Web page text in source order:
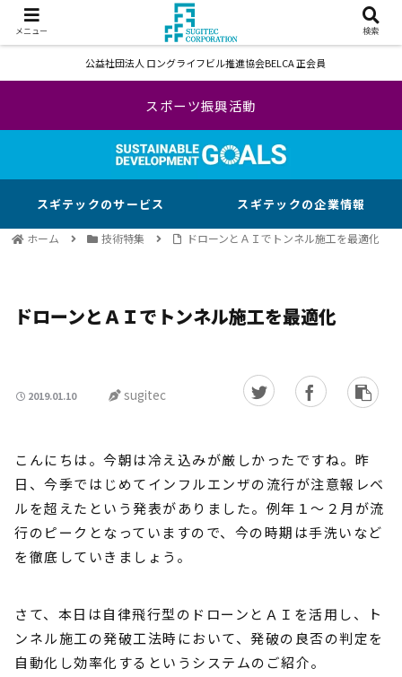
公益社団法人 ロングライフビル推進協会BELCA 正会員
スポーツ振興活動
スギテックのサービス スギテックの企業情報
ホーム 技術特集 ドローンとＡＩでトンネル施工を最適化
ドローンとＡＩでトンネル施工を最適化
2019.01.10 sugitec
こんにちは。今朝は冷え込みが厳しかったですね。昨
日、今季ではじめてインフルエンザの流行が注意報レベ
ルを超えたという発表がありました。例年１～２月が流
行のピークとなっていますので、今の時期は手洗いなど
を徹底していきましょう。
さて、本日は自律飛行型のドローンとＡＩを活用し、ト
ンネル施工の発破工法時において、発破の良否の判定を
自動化し効率化するというシステムのご紹介。
メニュー 検索